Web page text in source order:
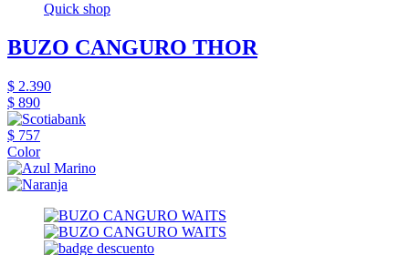
Quick shop
BUZO CANGURO THOR
$ 2.390
$ 890
$ 757
Color